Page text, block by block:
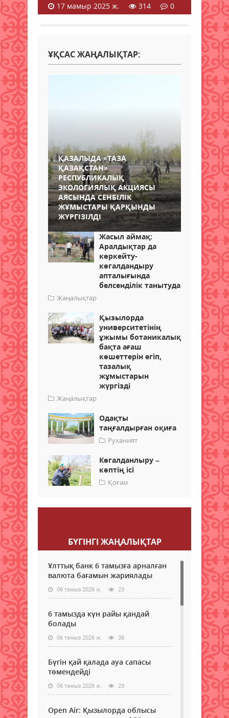
17 мамыр 2025 ж.
314 0
ҰҚСАС ЖАҢАЛЫҚТАР:
ҚАЗАЛЫДА «ТАЗА
ҚАЗАҚСТАН»
РЕСПУБЛИКАЛЫҚ
ЭКОЛОГИЯЛЫҚ АКЦИЯСЫ
АЯСЫНДА СЕНБІЛІК
ЖҰМЫСТАРЫ ҚАРҚЫНДЫ
ЖҮРГІЗІЛДІ
Жасыл аймақ:
Аралдықтар да
көркейту-
көгалдандыру
апталығында
белсенділік танытуда
Жаңалықтар
Қызылорда
университетінің
ұжымы ботаникалық
бақта ағаш
көшеттерін егіп,
тазалық
жұмыстарын
жүргізді
Жаңалықтар
Одақты
таңғалдырған оқиға
Руханият
Көгалданлыру –
көптің ісі
Қоғам
БҮГІНГI ЖАҢАЛЫҚТАР
Ұлттық банк 6 тамызға арналған
валюта бағамын жариялады
06 тамыз 2026 ж. 23
6 тамызда күн райы қандай
болады
06 тамыз 2026 ж. 38
Бүгін қай қалада ауа сапасы
төмендейді
06 тамыз 2026 ж. 29
Open Air: Қызылорда облысы